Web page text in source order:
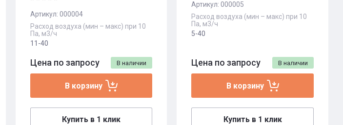
Артикул: 000004
Расход воздуха (мин – макс) при 10
Па, м3/ч
11-40
В наличии
Цена по запросу
В корзину
Купить в 1 клик
Артикул: 000005
Расход воздуха (мин – макс) при 10
Па, м3/ч
5-40
В наличии
Цена по запросу
В корзину
Купить в 1 клик